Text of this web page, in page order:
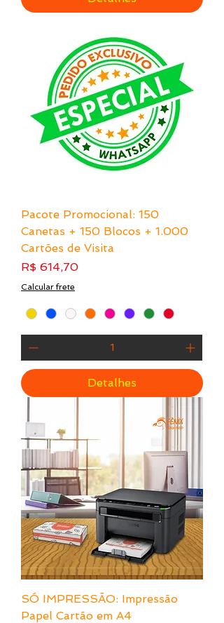
Pacote Promocional: 150
Canetas + 150 Blocos + 1.000
Cartões de Visita
Preço
R$ 614,70
Calcular frete
Detalhes
SÓ IMPRESSÃO: Impressão
Papel Cartão em A4